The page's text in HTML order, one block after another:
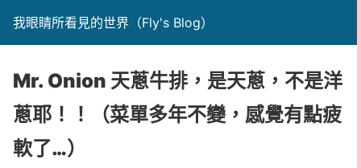
我眼睛所看見的世界（Fly's Blog）
Mr. Onion 天蔥牛排，是天蔥，不是洋
蔥耶！！（菜單多年不變，感覺有點疲
軟了…）